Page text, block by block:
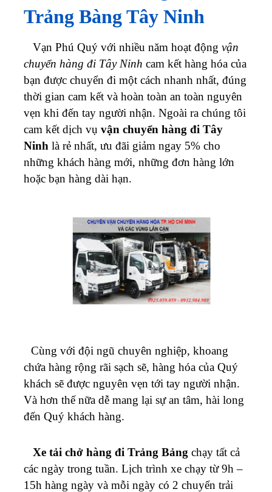
Trảng Bàng Tây Ninh
Vạn Phú Quý với nhiều năm hoạt động vận
chuyển hàng đi Tây Ninh cam kết hàng hóa của
bạn được chuyển đi một cách nhanh nhất, đúng
thời gian cam kết và hoàn toàn an toàn nguyên
vẹn khi đến tay người nhận. Ngoài ra chúng tôi
cam kết dịch vụ vận chuyển hàng đi Tây
Ninh là rẻ nhất, ưu đãi giảm ngay 5% cho
những khách hàng mới, những đơn hàng lớn
hoặc bạn hàng dài hạn.
Cùng với đội ngũ chuyên nghiệp, khoang
chứa hàng rộng rãi sạch sẽ, hàng hóa của Quý
khách sẽ được nguyên vẹn tới tay người nhận.
Và hơn thế nữa dễ mang lại sự an tâm, hài long
đến Quý khách hàng.
Xe tải chở hàng đi Trảng Bảng chạy tất cả
các ngày trong tuần. Lịch trình xe chạy từ 9h –
15h hàng ngày và mỗi ngày có 2 chuyển trải